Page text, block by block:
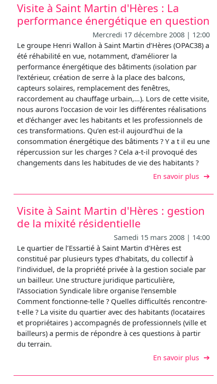
Visite à Saint Martin d'Hères : La
performance énergétique en question
Mercredi 17 décembre 2008 | 12:00
Le groupe Henri Wallon à Saint Martin d’Hères (OPAC38) a
été réhabilité en vue, notamment, d’améliorer la
performance énergétique des bâtiments (isolation par
l’extérieur, création de serre à la place des balcons,
capteurs solaires, remplacement des fenêtres,
raccordement au chauffage urbain,…). Lors de cette visite,
nous aurons l’occasion de voir les différentes réalisations
et d’échanger avec les habitants et les professionnels de
ces transformations. Qu’en est-il aujourd’hui de la
consommation énergétique des bâtiments ? Y a t il eu une
répercussion sur les charges ? Cela a-t-il provoqué des
changements dans les habitudes de vie des habitants ?
En savoir plussur
Visite à Saint Martin d'Hères : gestion
de la mixité résidentielle
Samedi 15 mars 2008 | 14:00
Le quartier de l’Essartié à Saint Martin d’Hères est
constitué par plusieurs types d’habitats, du collectif à
l’individuel, de la propriété privée à la gestion sociale par
un bailleur. Une structure juridique particulière,
l’Association Syndicale libre organise l’ensemble
Comment fonctionne-telle ? Quelles difficultés rencontre-
t-elle ? La visite du quartier avec des habitants (locataires
et propriétaires ) accompagnés de professionnels (ville et
bailleurs) a permis de répondre à ces questions à partir
du terrain.
En savoir plussur